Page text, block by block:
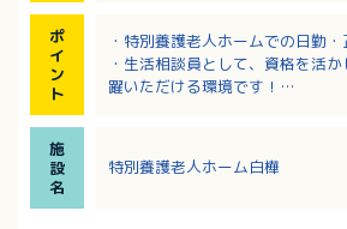
ポ
イ
ン
ト
・特別養護老人ホームでの日勤・
・生活相談員として、資格を活
躍いただける環境です！
・固定手当込み月給205,000円
には住宅手当支給あり！
施
設
名
特別養護老人ホーム白樺